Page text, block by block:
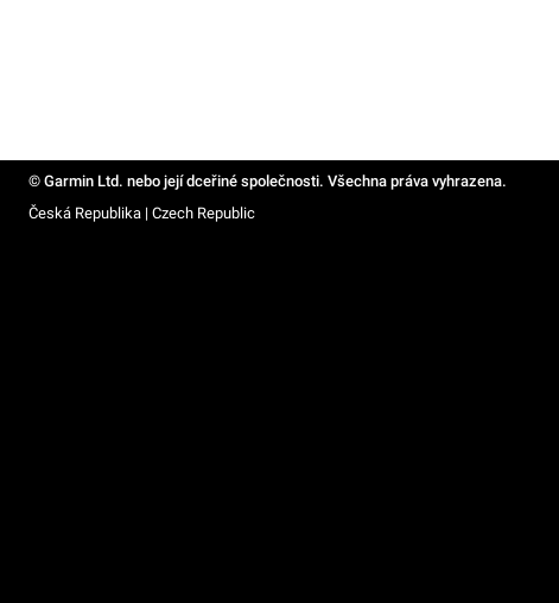
© Garmin Ltd. nebo její dceřiné společnosti. Všechna práva vyhrazena.
Česká Republika | Czech Republic